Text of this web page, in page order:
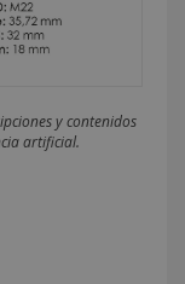
y contenidos
artificial.